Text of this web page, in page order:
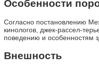
Особенности
Согласно постановлению
кинологов, джек-рассел-
поведению и особенностям
Внешность